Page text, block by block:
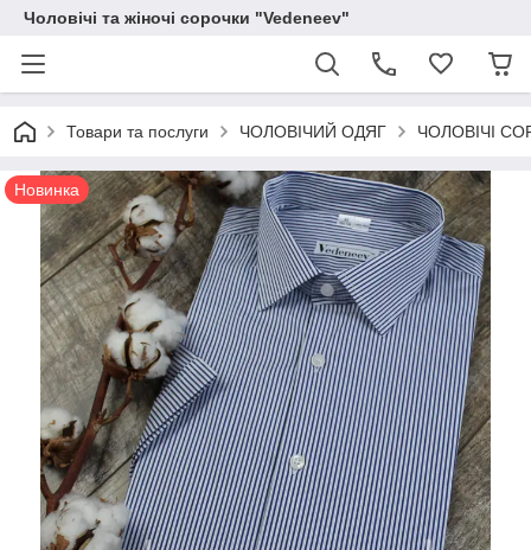
Чоловічі та жіночі сорочки "Vedeneev"
Товари та послуги ЧОЛОВІЧИЙ ОДЯГ ЧОЛОВІЧІ
Новинка